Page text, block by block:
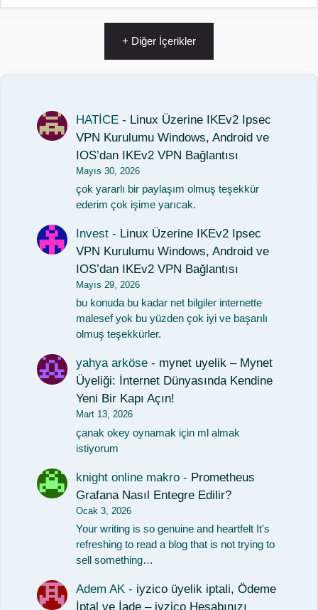
+ Diğer İçerikler
HATİCE - Linux Üzerine IKEv2 Ipsec
VPN Kurulumu Windows, Android ve
IOS’dan IKEv2 VPN Bağlantısı
Mayıs 30, 2026
çok yararlı bir paylaşım olmuş teşekkür
ederim çok işime yarıcak.
Invest - Linux Üzerine IKEv2 Ipsec
VPN Kurulumu Windows, Android ve
IOS’dan IKEv2 VPN Bağlantısı
Mayıs 29, 2026
bu konuda bu kadar net bilgiler internette
malesef yok bu yüzden çok iyi ve başarılı
olmuş teşekkürler.
yahya arköse - mynet uyelik – Mynet
Üyeliği: İnternet Dünyasında Kendine
Yeni Bir Kapı Açın!
Mart 13, 2026
çanak okey oynamak için ml almak
istiyorum
knight online makro - Prometheus
Grafana Nasıl Entegre Edilir?
Ocak 3, 2026
Your writing is so genuine and heartfelt It's
refreshing to read a blog that is not trying to
sell something…
Adem AK - iyzico üyelik iptali, Ödeme
İptal ve İade – iyzico Hesabınızı